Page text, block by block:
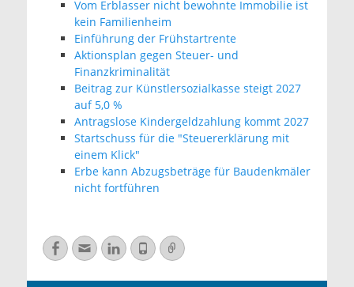
Vom Erblasser nicht bewohnte Immobilie ist
kein Familienheim
Einführung der Frühstartrente
Aktionsplan gegen Steuer- und
Finanzkriminalität
Beitrag zur Künstlersozialkasse steigt 2027
auf 5,0 %
Antragslose Kindergeldzahlung kommt 2027
Startschuss für die "Steuererklärung mit
einem Klick"
Erbe kann Abzugsbeträge für Baudenkmäler
nicht fortführen
Facebook
E-
Mail
LinkedIn
TelefonVerknüpfung